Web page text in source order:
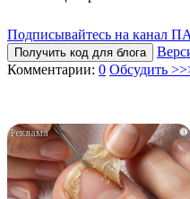
Подписывайтесь на канал
Получить код для блога
Комментарии: 0 Обсудить
i